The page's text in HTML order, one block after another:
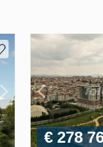
€ 278